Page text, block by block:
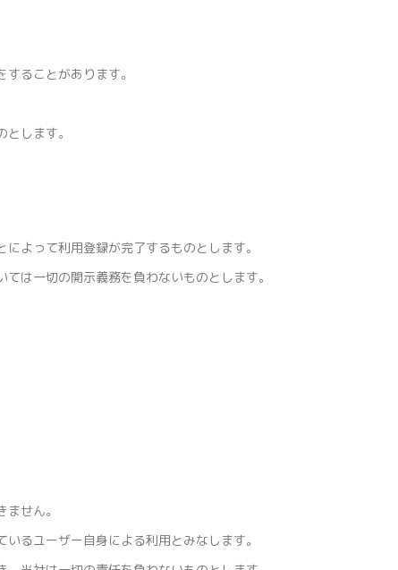
ることがあります。
します。
よって利用登録が完了するものとします。
は一切の開示義務を負わないものとします。
せん。
るユーザー自身による利用とみなします。